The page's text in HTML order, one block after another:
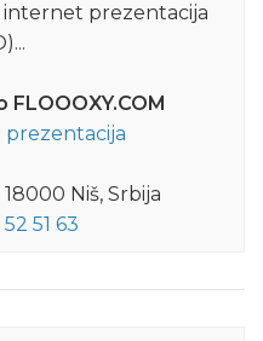
prezentacija
Niš, Srbija
51 63